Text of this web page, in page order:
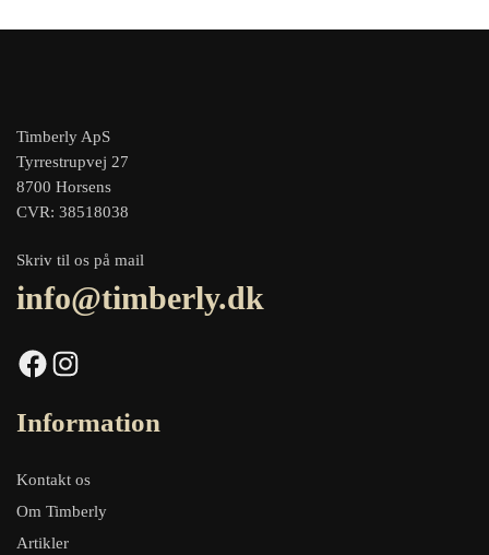
Timberly ApS
Tyrrestrupvej 27
8700 Horsens
CVR: 38518038
Skriv til os på mail
info@timberly.dk
Facebook Instagram
Information
Kontakt os
Om Timberly
Artikler